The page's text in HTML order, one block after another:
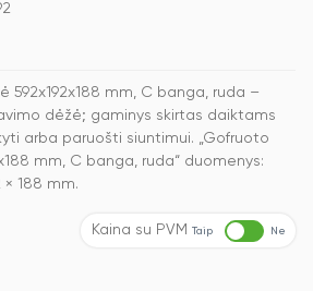
592x192x188 mm, C banga, ruda –
dėžė; gaminys skirtas daiktams
arba paruošti siuntimui. „Gofruoto
mm, C banga, ruda“ duomenys:
× 188 mm.
Kaina su PVM Taip Ne